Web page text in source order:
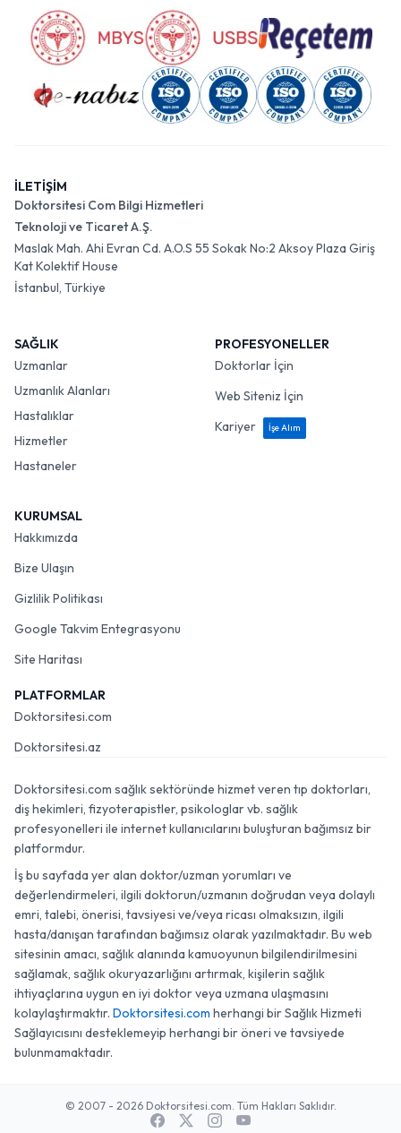
İLETİŞİM
Doktorsitesi Com Bilgi Hizmetleri
Teknoloji ve Ticaret A.Ş.
Maslak Mah. Ahi Evran Cd. A.O.S 55 Sokak No:2 Aksoy Plaza Giriş
Kat Kolektif House
İstanbul, Türkiye
SAĞLIK
Uzmanlar
Uzmanlık Alanları
Hastalıklar
Hizmetler
Hastaneler
PROFESYONELLER
Doktorlar İçin
Web Siteniz İçin
Kariyer
İşe Alım
KURUMSAL
Hakkımızda
Bize Ulaşın
Gizlilik Politikası
Google Takvim Entegrasyonu
Site Haritası
PLATFORMLAR
Doktorsitesi.com
Doktorsitesi.az
Doktorsitesi.com sağlık sektöründe hizmet veren tıp doktorları,
diş hekimleri, fizyoterapistler, psikologlar vb. sağlık
profesyonelleri ile internet kullanıcılarını buluşturan bağımsız bir
platformdur.
İş bu sayfada yer alan doktor/uzman yorumları ve
değerlendirmeleri, ilgili doktorun/uzmanın doğrudan veya dolaylı
emri, talebi, önerisi, tavsiyesi ve/veya ricası olmaksızın, ilgili
hasta/danışan tarafından bağımsız olarak yazılmaktadır. Bu web
sitesinin amacı, sağlık alanında kamuoyunun bilgilendirilmesini
sağlamak, sağlık okuryazarlığını artırmak, kişilerin sağlık
ihtiyaçlarına uygun en iyi doktor veya uzmana ulaşmasını
kolaylaştırmaktır. Doktorsitesi.com herhangi bir Sağlık Hizmeti
Sağlayıcısını desteklemeyip herhangi bir öneri ve tavsiyede
bulunmamaktadır.
© 2007 - 2026 Doktorsitesi.com. Tüm Hakları Saklıdır.